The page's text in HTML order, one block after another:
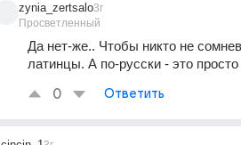
zynia_zertsalo
Просветленный
3г
Да нет-же.. Чтобы никто не
латинцы. А по-русски - это
0 Ответить